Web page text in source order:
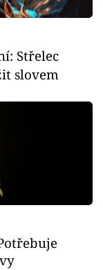
Střelec
slovem